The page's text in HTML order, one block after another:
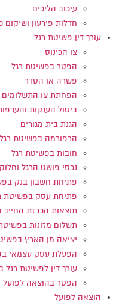
עיכוב הליכים
חדלות פירעון ושיקום
עורך דין פשיטת רגל
צו הכינוס
הפטר בפשיטת רגל
פשרה או הסדר
הפחתת צו
ביטול הענקות
הגנת בית מגורים
הרפורמה בפשיטת רגל
חובות בפשיטת רגל
נכסי פושט הרגל
פתיחת חשבון בנק
פתיחת עסק בפשיטת
תוצאות הכרזת החייב
תשלום מזונות
יציאה מן הארץ
הפעלת עסק עצמאי
עורך דין לפשיטת רגל
הפטר בהוצאה
הוצאה לפועל